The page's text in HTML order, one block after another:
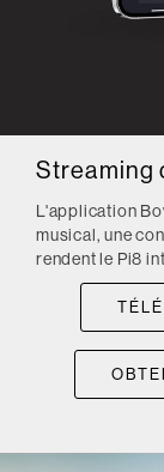
Streaming
L'application
musical, une
rendent le Pi8